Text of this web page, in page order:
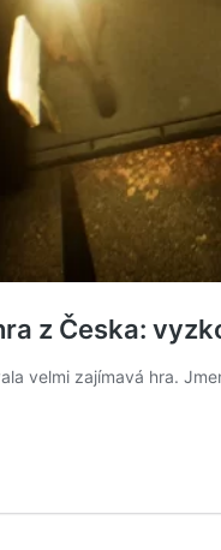
z Česka:
velmi zajímavá hra.